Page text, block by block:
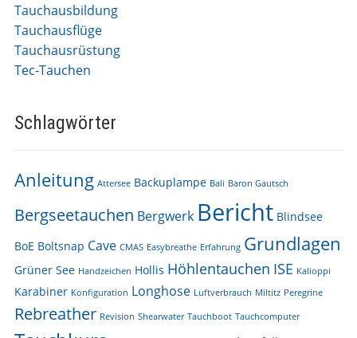
Tauchausbildung
Tauchausflüge
Tauchausrüstung
Tec-Tauchen
Schlagwörter
Anleitung Attersee Backuplampe Bali Baron Gautsch
Bergseetauchen Bergwerk Bericht Blindsee
BoE Boltsnap Cave CMAS Easybreathe Erfahrung Grundlagen
Grüner See Handzeichen Hollis Höhlentauchen ISE Kalioppi
Karabiner Konfiguration Longhose Luftverbrauch Miltitz Peregrine
Rebreather Revision Shearwater Tauchboot Tauchcomputer